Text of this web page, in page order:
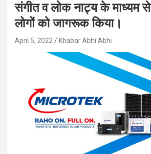
संगीत व लोक नाट्य के माध्यम
लोगों को जागरूक किया।
April 5, 2022 Khabar Abhi Abhi